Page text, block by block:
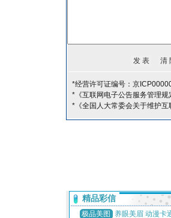
*经营许可证编号：京
*《互联网电子公告服务管理规
*《全国人大常委会关于维护互